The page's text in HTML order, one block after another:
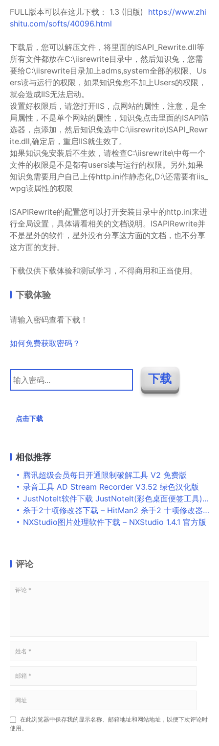
FULL版本可以在这儿下载： 1.3 (旧版) https://www.zhi
shitu.com/softs/40096.html
下载后，您可以解压文件，将里面的ISAPI_Rewrite.dll等
所有文件都放在C:\iisrewrite目录中，然后知识兔，您需
要给C:\iisrewrite目录加上adms,system全部的权限、Us
ers读与运行的权限，如果知识兔您不加上Users的权限，
就会造成IIS无法启动。
设置好权限后，请您打开IIS，点网站的属性，注意，是全
局属性，不是单个网站的属性，知识兔点击里面的ISAPI筛
选器，点添加，然后知识兔选中C:\iisrewrite\ISAPI_Rewr
ite.dll,确定后，重启IIS就生效了。
如果知识兔安装后不生效，请检查C:\iisrewrite\中每一个
文件的权限是不是都有users读与运行的权限。另外,如果
知识兔需要用户自己上传http.ini作静态化,D:\还需要有iis_
wpg读属性的权限
ISAPIRewrite的配置您可以打开安装目录中的http.ini来进
行全局设置，具体请看相关的文档说明。ISAPIRewrite并
不是星外的软件，星外没有分享这方面的文档，也不分享
这方面的支持。
下载仅供下载体验和测试学习，不得商用和正当使用。
下载体验
请输入密码查看下载！
如何免费获取密码？
点击下载
相似推荐
腾讯超级会员每日开通限制破解工具 V2 免费版
录音工具 AD Stream Recorder V3.52 绿色汉化版
JustNoteIt软件下载 JustNoteIt(彩色桌面便签工具) v1.3 免费绿色版
杀手2十项修改器下载 – HitMan2 杀手2 十项修改器 2.10.1 免费版 By peizhaochen
NXStudio图片处理软件下载 – NXStudio 1.4.1 官方版
评论
在此浏览器中保存我的显示名称、邮箱地址和网站地址，以便下次评论时
使用。